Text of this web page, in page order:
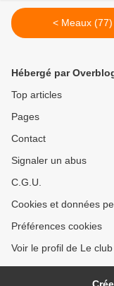
< Meaux (77)
Hébergé par
Top articles
Pages
Contact
Signaler un abus
C.G.U.
Cookies et données
Préférences cookies
Voir le profil de Le